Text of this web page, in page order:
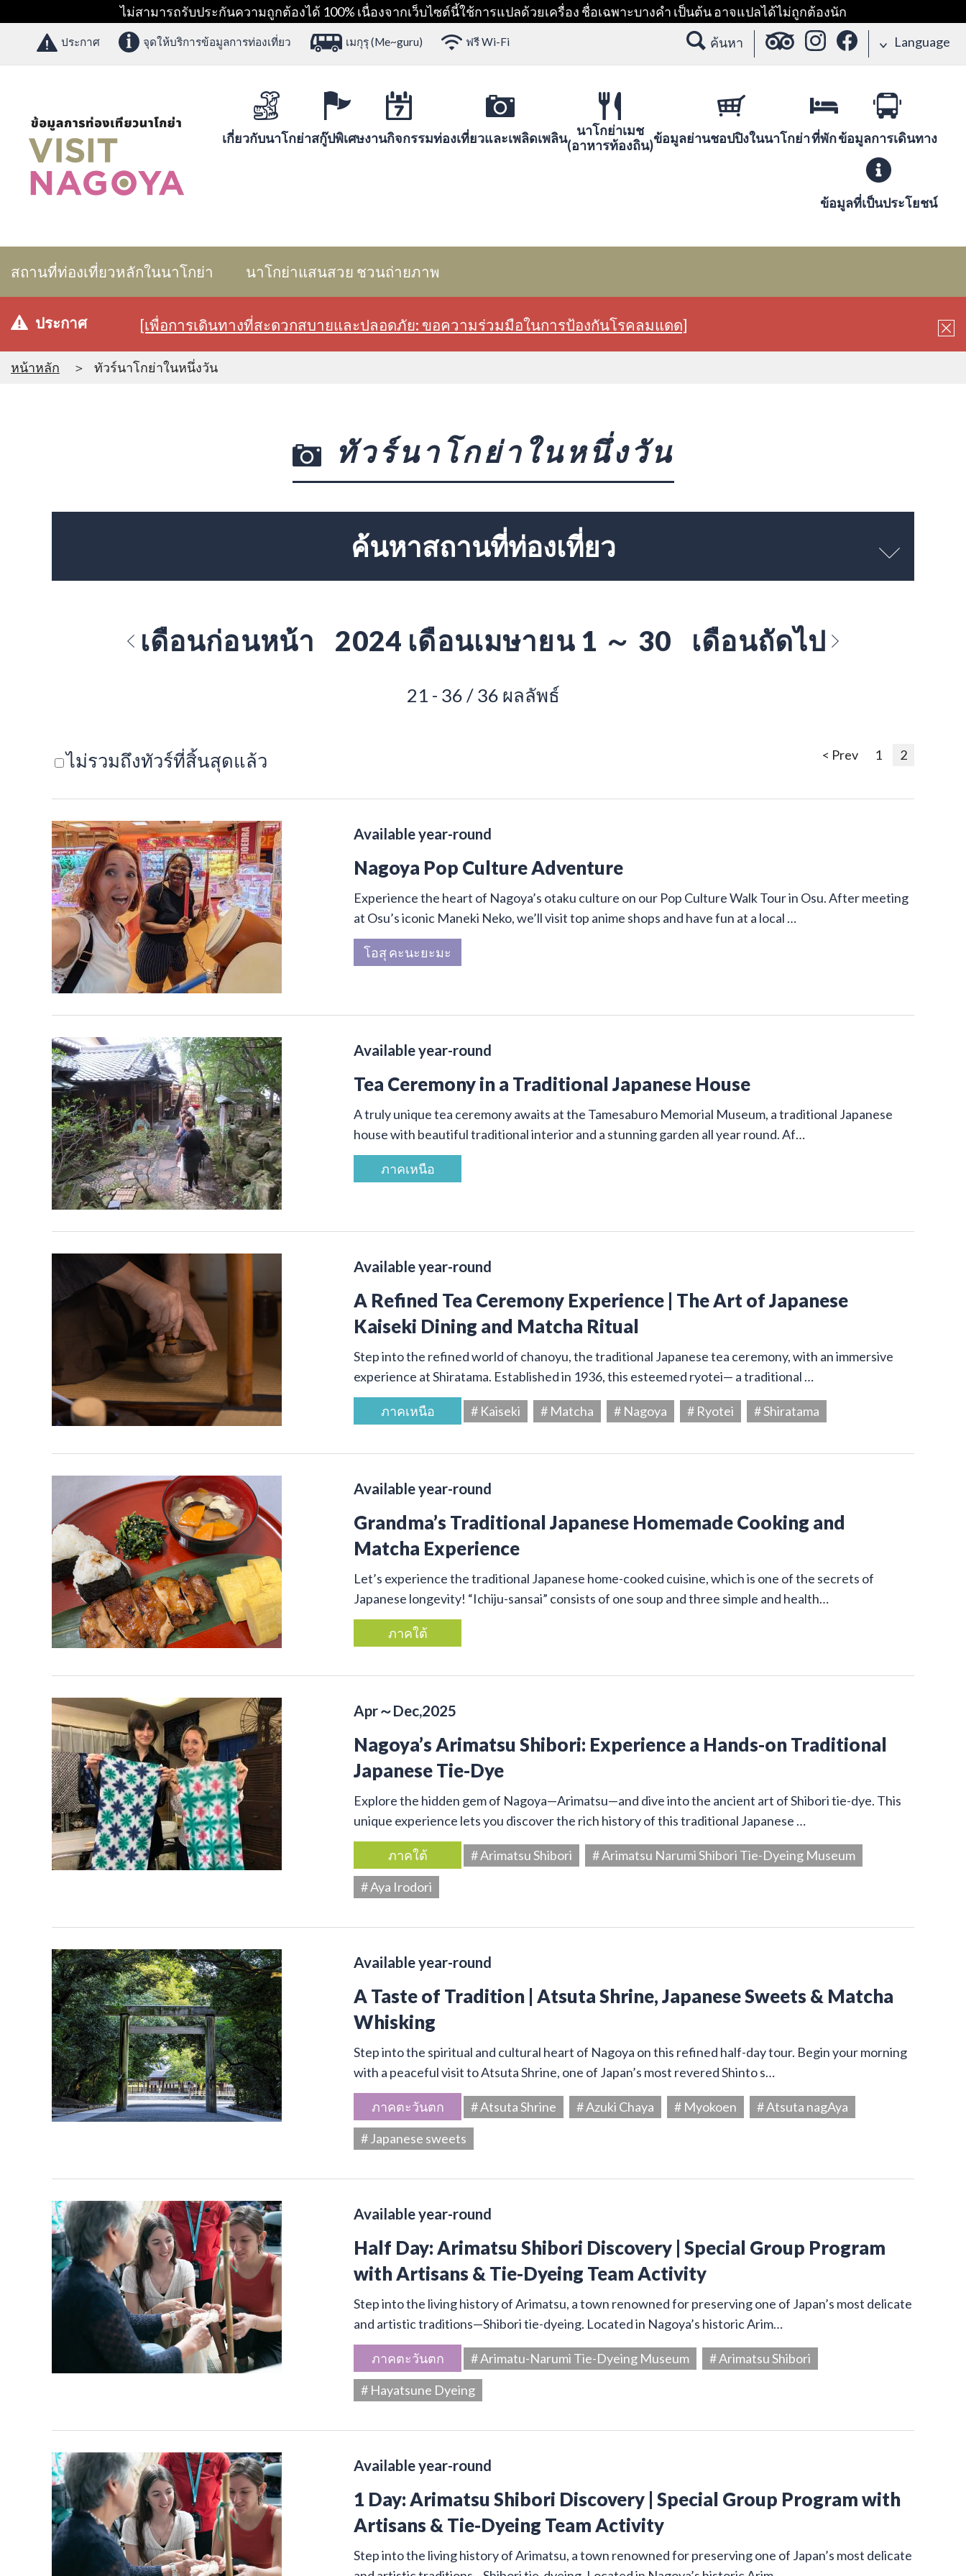
ไม่สามารถรับประกันความถูกต้องได้ 100% เนื่องจากเว็บไซต์นี้ใช้การแปลด้วยเครื่อง ชื่อเฉพาะบางคำ เป็นต้น อาจแปลได้ไม่ถูกต้องนัก
ประกาศ จุดให้บริการข้อมูลการท่องเที่ยว เมกุรุ (Me~guru) ฟรี Wi-Fi ค้นหา Language
เกี่ยวกับนาโกย่าสกู๊ปพิเศษงานกิจกรรมท่องเที่ยวและเพลิดเพลิน
นาโกย่าเมช
(อาหารท้องถิน)ข้อมูลย่านชอปปิงในนาโกย่าที่พักข้อมูลการเดินทาง
ข้อมูลที่เป็นประโยชน์
สถานที่ท่องเที่ยวหลักในนาโกย่า นาโกย่าแสนสวย ชวนถ่ายภาพ
ประกาศ [เพื่อการเดินทางที่สะดวกสบายและปลอดภัย: ขอความร่วมมือในการป้องกันโรคลมแดด]
หน้าหลัก ทัวร์นาโกย่าในหนึ่งวัน
ทัวร์นาโกย่าในหนึ่งวัน
ค้นหาสถานที่ท่องเที่ยว
เดือนก่อนหน้า 2024 เดือนเมษายน 1 ～ 30 เดือนถัดไป
21 - 36 / 36 ผลลัพธ์
ไม่รวมถึงทัวร์ที่สิ้นสุดแล้ว < Prev 1 2
Available year-round
Nagoya Pop Culture Adventure
Experience the heart of Nagoya’s otaku culture on our Pop Culture Walk Tour in Osu. After meeting
at Osu’s iconic Maneki Neko, we’ll visit top anime shops and have fun at a local …
โอสุ คะนะยะมะ
Available year-round
Tea Ceremony in a Traditional Japanese House
A truly unique tea ceremony awaits at the Tamesaburo Memorial Museum, a traditional Japanese
house with beautiful traditional interior and a stunning garden all year round. Af…
ภาคเหนือ
Available year-round
A Refined Tea Ceremony Experience | The Art of Japanese
Kaiseki Dining and Matcha Ritual
Step into the refined world of chanoyu, the traditional Japanese tea ceremony, with an immersive
experience at Shiratama. Established in 1936, this esteemed ryotei— a traditional …
ภาคเหนือ # Kaiseki # Matcha # Nagoya # Ryotei # Shiratama
Available year-round
Grandma’s Traditional Japanese Homemade Cooking and
Matcha Experience
Let’s experience the traditional Japanese home-cooked cuisine, which is one of the secrets of
Japanese longevity! “Ichiju-sansai” consists of one soup and three simple and health…
ภาคใต้
Apr～Dec,2025
Nagoya’s Arimatsu Shibori: Experience a Hands-on Traditional
Japanese Tie-Dye
Explore the hidden gem of Nagoya—Arimatsu—and dive into the ancient art of Shibori tie-dye. This
unique experience lets you discover the rich history of this traditional Japanese …
ภาคใต้ # Arimatsu Shibori
# Arimatsu Narumi Shibori Tie-Dyeing Museum
# Aya Irodori
Available year-round
A Taste of Tradition | Atsuta Shrine, Japanese Sweets & Matcha
Whisking
Step into the spiritual and cultural heart of Nagoya on this refined half-day tour. Begin your morning
with a peaceful visit to Atsuta Shrine, one of Japan’s most revered Shinto s…
ภาคตะวันตก # Atsuta Shrine # Azuki Chaya # Myokoen
# Atsuta nagAya
# Japanese sweets
Available year-round
Half Day: Arimatsu Shibori Discovery | Special Group Program
with Artisans & Tie-Dyeing Team Activity
Step into the living history of Arimatsu, a town renowned for preserving one of Japan’s most delicate
and artistic traditions—Shibori tie-dyeing. Located in Nagoya’s historic Arim…
ภาคตะวันตก # Arimatu-Narumi Tie-Dyeing Museum
# Arimatsu Shibori
# Hayatsune Dyeing
Available year-round
1 Day: Arimatsu Shibori Discovery | Special Group Program with
Artisans & Tie-Dyeing Team Activity
Step into the living history of Arimatsu, a town renowned for preserving one of Japan’s most delicate